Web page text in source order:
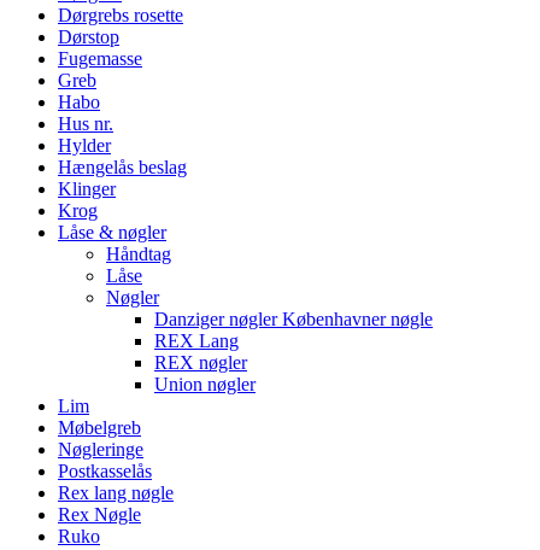
Dørgrebs rosette
Dørstop
Fugemasse
Greb
Habo
Hus nr.
Hylder
Hængelås beslag
Klinger
Krog
Låse & nøgler
Håndtag
Låse
Nøgler
Danziger nøgler Københavner nøgle
REX Lang
REX nøgler
Union nøgler
Lim
Møbelgreb
Nøgleringe
Postkasselås
Rex lang nøgle
Rex Nøgle
Ruko